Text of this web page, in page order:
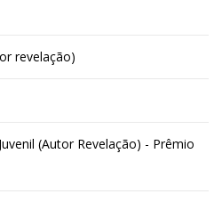
revelação)
(Autor Revelação) - Prêmio